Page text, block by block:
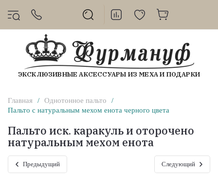
ЭКСКЛЮЗИВНЫЕ АКСЕССУАРЫ ИЗ МЕХА И ПОДАРКИ
Главная / Однотонное пальто
/
Пальто с натуральным мехом енота черного цвета
Пальто иск. каракуль и оторочено
натуральным мехом енота
Предыдущий Следующий